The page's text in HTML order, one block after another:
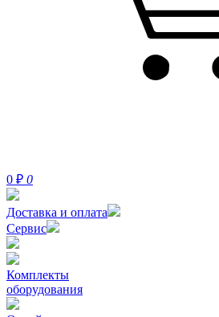
0 ₽ 0
Доставка и оплата
Сервис
Комплекты
оборудования